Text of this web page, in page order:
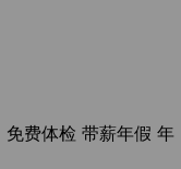
免费体检 带薪年假 年